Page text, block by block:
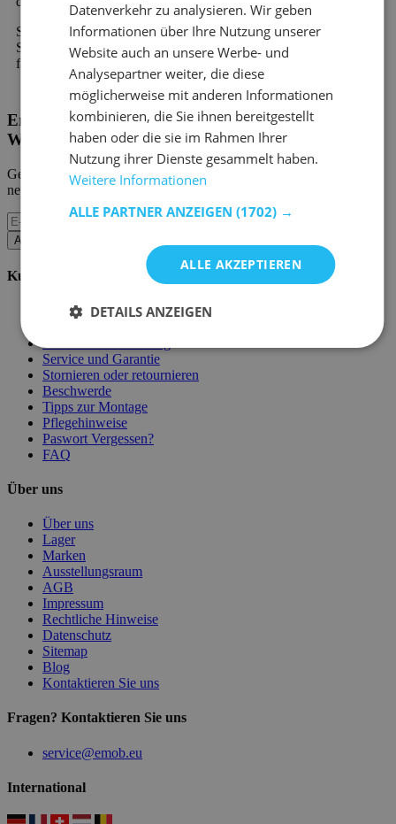
Sie haben eine Frage zu unseren Produkten oder unserem
Service? Zögern Sie nicht,Kontakt aufzunehmen
fachkundiges Personal wird Ihnen gerne weiterhelfen.
Erhalten Sie unsere neuen Kollektionen und
Werbeaktionen.
Geben Sie uns Ihre E-Mail und Sie werden monatlich über die
neuesten Ereignisse informiert.
Abonnieren
Kundenservice
Bestellen bei Emob
Service und Garantie
Stornieren oder retournieren
Beschwerde
Tipps zur Montage
Pflegehinweise
Paswort Vergessen?
FAQ
Über uns
Über uns
Lager
Marken
Ausstellungsraum
AGB
Impressum
Rechtliche Hinweise
Datenschutz
Sitemap
Blog
Kontaktieren Sie uns
Fragen? Kontaktieren Sie uns
service@emob.eu
International
Datenverkehr zu analysieren. Wir geben
Informationen über Ihre Nutzung unserer
Website auch an unsere Werbe- und
Analysepartner weiter, die diese
möglicherweise mit anderen Informationen
kombinieren, die Sie ihnen bereitgestellt
haben oder die sie im Rahmen Ihrer
Nutzung ihrer Dienste gesammelt haben.
Weitere Informationen
ALLE PARTNER ANZEIGEN (1702) →
ALLE AKZEPTIEREN
DETAILS ANZEIGEN